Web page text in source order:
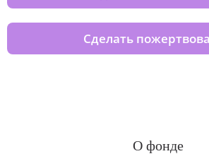
Сделать
О фонде